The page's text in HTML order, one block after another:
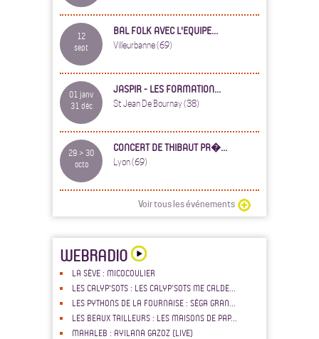
12
sept
BAL FOLK AVEC L'EQUIPE...
Villeurbanne (69)
01 janv
31 déc
JASPIR - LES FORMATION...
St Jean De Bournay (38)
29 > 30
octo
CONCERT DE THIBAUT PR�...
Lyon (69)
Voir tous les événements
WEBRADIO
LA SÈVE : MICOCOULIER
LES CALYP'SOTS : LES CALYP'SOTS ME CALDE...
LES PYTHONS DE LA FOURNAISE : SÉGA GRAN...
LES BEAUX TAILLEURS : LES MAISONS DE PAP...
MAHALEB : AYILANA GAZOZ (LIVE)